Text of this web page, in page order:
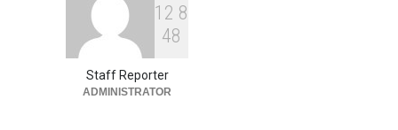
বৈশ্বিক প্রতিযোগিতা সক্ষমতা বাড়াতে
পোশাক শিল্পে নতুন উদ্যোগ
1 2 8
48
Staff Reporter
ADMINISTRATOR